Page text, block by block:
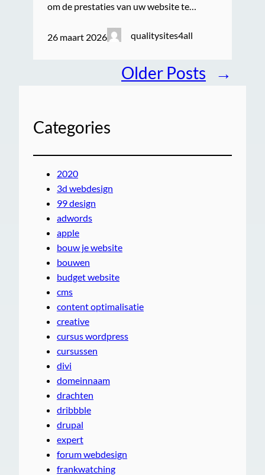
om de prestaties van uw website te…
26 maart 2026 qualitysites4all
Older Posts →
Categories
2020
3d webdesign
99 design
adwords
apple
bouw je website
bouwen
budget website
cms
content optimalisatie
creative
cursus wordpress
cursussen
divi
domeinnaam
drachten
dribbble
drupal
expert
forum webdesign
frankwatching